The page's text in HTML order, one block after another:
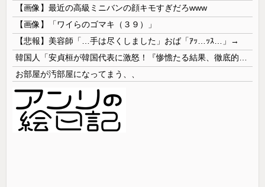
【画像】最近の高級ミニバンの顔キモすぎだろwww
【画像】「ワイらのゴマキ（３９）」
【悲報】美容師「…手は尽くしました」おば「ｱｯ…ｯｽ…」→
お部屋が汚部屋になってまう、、